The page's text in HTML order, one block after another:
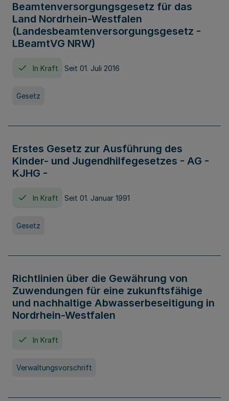
Beamtenversorgungsgesetz für das
Land Nordrhein-Westfalen
(Landesbeamtenversorgungsgesetz -
LBeamtVG NRW)
In Kraft Seit 01. Juli 2016
Gesetz
Erstes Gesetz zur Ausführung des
Kinder- und Jugendhilfegesetzes - AG -
KJHG -
In Kraft Seit 01. Januar 1991
Gesetz
Richtlinien über die Gewährung von
Zuwendungen für eine zukunftsfähige
und nachhaltige Abwasserbeseitigung in
Nordrhein-Westfalen
In Kraft
Verwaltungsvorschrift